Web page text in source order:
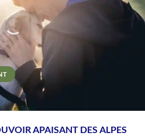
APAISANT DES ALPES